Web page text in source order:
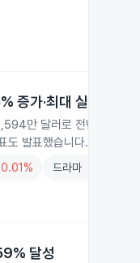
가·최대 실적 달성
만 달러로 전년 대비
도 발표했습니다.
드라마
달성